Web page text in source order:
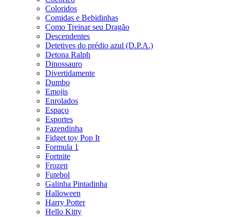
Coloridos
Comidas e Bebidinhas
Como Treinar seu Dragão
Descendentes
Detetives do prédio azul (D.P.A.)
Detona Ralph
Dinossauro
Divertidamente
Dumbo
Emojis
Enrolados
Espaço
Esportes
Fazendinha
Fidget toy Pop It
Formula 1
Fortnite
Frozen
Futebol
Galinha Pintadinha
Halloween
Harry Potter
Hello Kitty